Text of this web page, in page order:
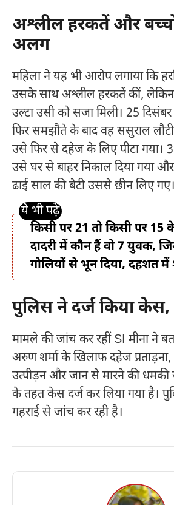
अश्लील हरकतें और
अलग
महिला ने यह भी आरोप लगाया कि
उसके साथ अश्लील हरकतें कीं,
उल्टा उसी को सजा मिली। 25
फिर समझौते के बाद वह ससुराल
उसे फिर से दहेज के लिए पीटा गया।
उसे घर से बाहर निकाल दिया गया
ढाई साल की बेटी उससे छीन लिए गए।
किसी पर 21 तो किसी पर 15
दादरी में कौन हैं वो 7 युवक,
गोलियों से भून दिया, दहशत में
पुलिस ने दर्ज किया केस,
मामले की जांच कर रहीं SI मीना ने
अरुण शर्मा के खिलाफ दहेज प्रताड़ना,
उत्पीड़न और जान से मारने की
के तहत केस दर्ज कर लिया गया है।
गहराई से जांच कर रही है।